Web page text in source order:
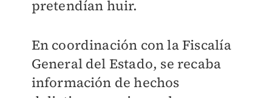
pretendían huir.
En coordinación con la Fiscalía
General del Estado, se recaba
información de hechos